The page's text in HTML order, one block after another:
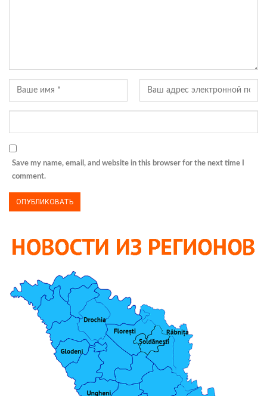
Save my name, email, and website in this browser for the next time I
comment.